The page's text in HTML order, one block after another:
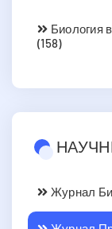
Биология
(158)
Журнал